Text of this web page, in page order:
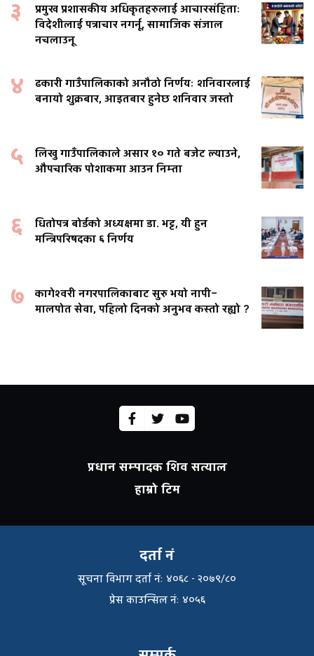
३
प्रमुख प्रशासकीय अधिकृतहरुलाई आचारसंहिताः
विदेशीलाई पत्राचार नगर्नू, सामाजिक संजाल
नचलाउनू
४
ढकारी गाउँपालिकाको अनौठो निर्णयः शनिवारलाई
बनायो शुक्रबार, आइतबार हुनेछ शनिवार जस्तो
५
लिखु गाउँपालिकाले असार १० गते बजेट ल्याउने,
औपचारिक पोशाकमा आउन निम्ता
६
धितोपत्र बोर्डको अध्यक्षमा डा. भट्ट, यी हुन
मन्त्रिपरिषदका ६ निर्णय
७
कागेश्वरी नगरपालिकाबाट सुरु भयो नापी–
मालपोत सेवा, पहिलो दिनको अनुभव कस्तो रह्यो ?
प्रधान सम्पादक शिव सत्याल
हाम्रो टिम
दर्ता नं
सूचना विभाग दर्ता नंः ४०६८ - २०७९/८०
प्रेस काउन्सिल नंः ४०५६